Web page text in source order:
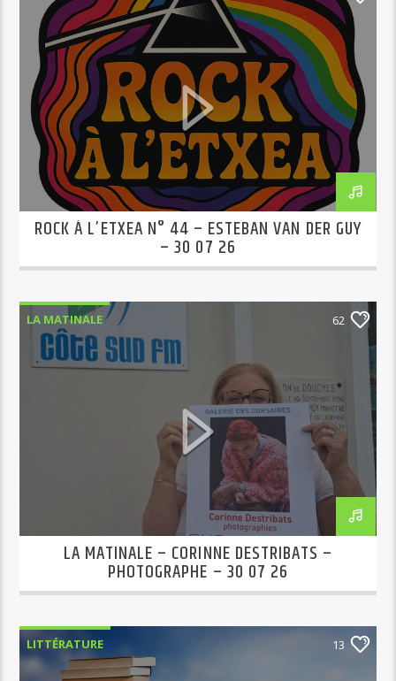
ROCK À L’ETXEA N° 44 – ESTEBAN VAN DER GUY
– 30 07 26
LA MATINALE 62
LA MATINALE – CORINNE DESTRIBATS –
PHOTOGRAPHE – 30 07 26
LITTÉRATURE 13